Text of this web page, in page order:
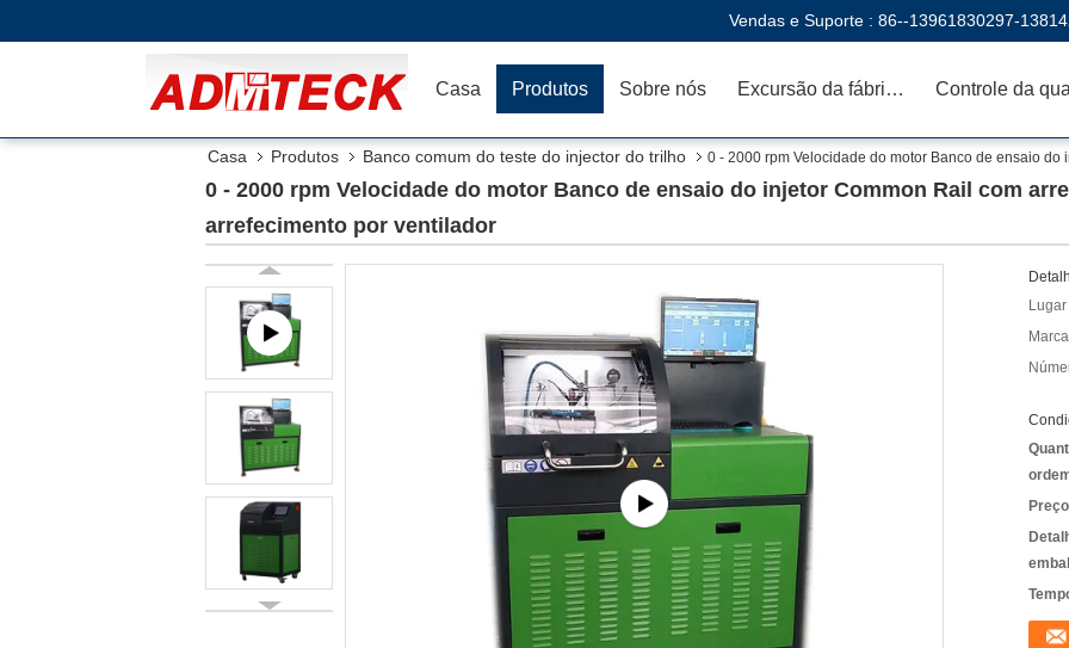
Vendas e Suporte : 86--13961830297-
Casa Produtos Sobre nós Excursão da fábrica
Casa Produtos Banco comum do teste do injector do trilho
0 - 2000 rpm Velocidade do motor Banco de ensaio
arrefecimento por ventilador
0 - 2000 rpm Velocidade do motor Banco de ensaio do injetor Common Rail com
arrefecimento por ventilador